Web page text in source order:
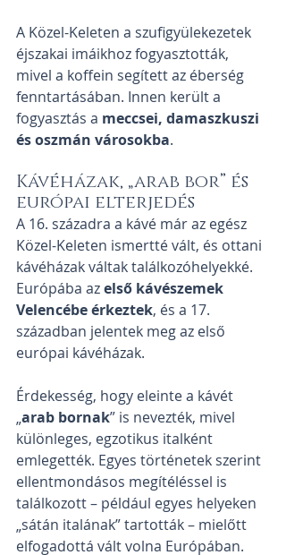
A Közel-Keleten a szufigyülekezetek
éjszakai imáikhoz fogyasztották,
mivel a koffein segített az éberség
fenntartásában. Innen került a
fogyasztás a meccsei, damaszkuszi
és oszmán városokba.
Kávéházak, „arab bor” és
európai elterjedés
A 16. századra a kávé már az egész
Közel-Keleten ismertté vált, és ottani
kávéházak váltak találkozóhelyekké.
Európába az első kávészemek
Velencébe érkeztek, és a 17.
században jelentek meg az első
európai kávéházak.
Érdekesség, hogy eleinte a kávét
„arab bornak” is nevezték, mivel
különleges, egzotikus italként
emlegették. Egyes történetek szerint
ellentmondásos megítéléssel is
találkozott – például egyes helyeken
„sátán italának” tartották – mielőtt
elfogadottá vált volna Európában.